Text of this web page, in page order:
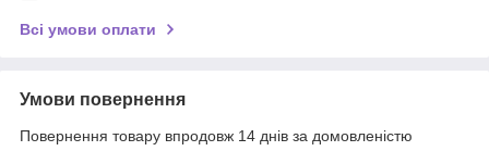
Всі умови оплати
Умови повернення
Повернення товару впродовж 14 днів за домовленістю